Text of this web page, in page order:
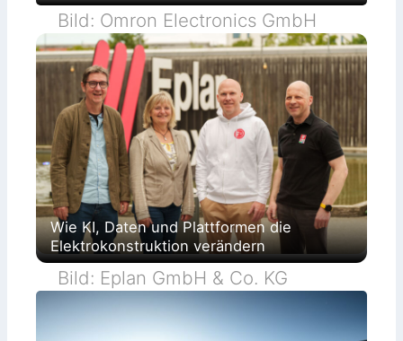
Bild: Omron Electronics GmbH
Wie KI, Daten und Plattformen die
Elektrokonstruktion verändern
Bild: Eplan GmbH & Co. KG